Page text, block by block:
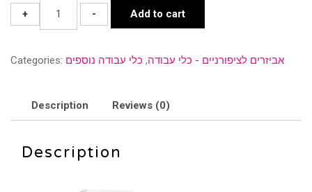
+
פצירה
ברמת
100/100
10
יח'
quantity
- Add to cart
Categories: אביזרים לציפורניים - כלי עבודה, כלי עבודה נוספים
Description Reviews (0)
Description